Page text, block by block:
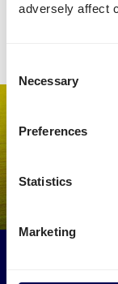
adversely affect
Selection
Necessary
Preferences
Statistics
Marketing
• Bespaar 30% via het